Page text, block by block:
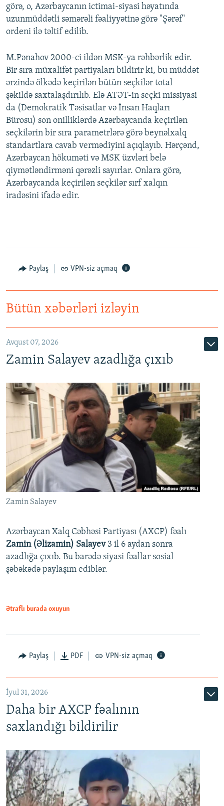
görə, o, Azərbaycanın ictimai-siyasi həyatında
uzunmüddətli səmərəli fəaliyyətinə görə "Şərəf"
ordeni ilə təltif edilib.
M.Pənahov 2000-ci ildən MSK-ya rəhbərlik edir.
Bir sıra müxalifət partiyaları bildirir ki, bu müddət
ərzində ölkədə keçirilən bütün seçkilər total
şəkildə saxtalaşdırılıb. Elə ATƏT-in seçki missiyasi
da (Demokratik Təsisatlar və İnsan Haqları
Bürosu) son onilliklərdə Azərbaycanda keçirilən
seçkilərin bir sıra parametrlərə görə beynəlxalq
standartlara cavab vermədiyini açıqlayıb. Hərçənd,
Azərbaycan hökuməti və MSK üzvləri belə
qiymətləndirməni qərəzli sayırlar. Onlara görə,
Azərbaycanda keçirilən seçkilər sırf xalqın
iradəsini ifadə edir.
Paylaş VPN-siz açmaq
Bütün xəbərləri izləyin
Avqust 07, 2026
Zamin Salayev azadlığa çıxıb
Zamin Salayev
Azərbaycan Xalq Cəbhəsi Partiyası (AXCP) fəalı
Zamin (Əlizamin) Salayev 3 il 6 aydan sonra
azadlığa çıxıb. Bu barədə siyasi fəallar sosial
şəbəkədə paylaşım ediblər.
Ətraflı burada oxuyun
Paylaş PDF VPN-siz açmaq
İyul 31, 2026
Daha bir AXCP fəalının
saxlandığı bildirilir